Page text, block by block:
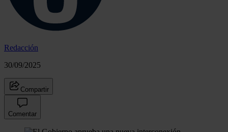
Redacción
30/09/2025
Compartir
Comentar